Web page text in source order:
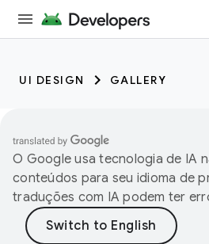
UI DESIGN GALLERY
O Google usa tecnologia de IA
conteúdos para seu idioma de
traduções com IA podem ter